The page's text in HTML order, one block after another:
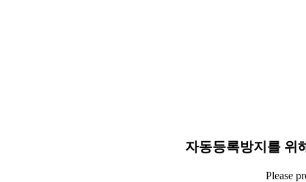
자동등록방지를 위
Please